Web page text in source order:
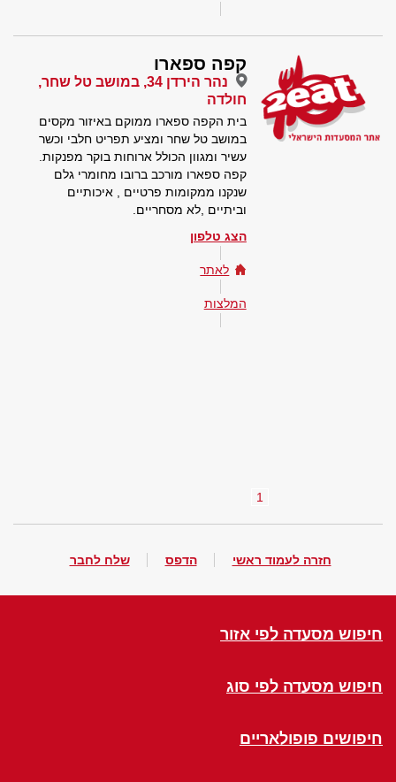
קפה ספארו
נהר הירדן 34, במושב טל שחר,
חולדה
בית הקפה ספארו ממוקם באיזור מקסים
במושב טל שחר ומציע תפריט חלבי וכשר
עשיר ומגוון הכולל ארוחות בוקר מפנקות.
קפה ספארו מורכב ברובו מחומרי גלם
שנקנו ממקומות פרטיים , איכותיים
וביתיים ,לא מסחריים.
הצג טלפון
לאתר
המלצות
1
חזרה לעמוד ראשי הדפס שלח לחבר
חיפוש מסעדה לפי אזור
חיפוש מסעדה לפי סוג
חיפושים פופולאריים